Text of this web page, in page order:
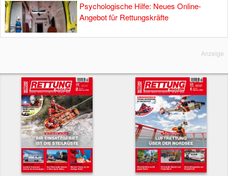
Psychologische Hilfe: Neues Online-
Angebot für Rettungskräfte
Anzeige